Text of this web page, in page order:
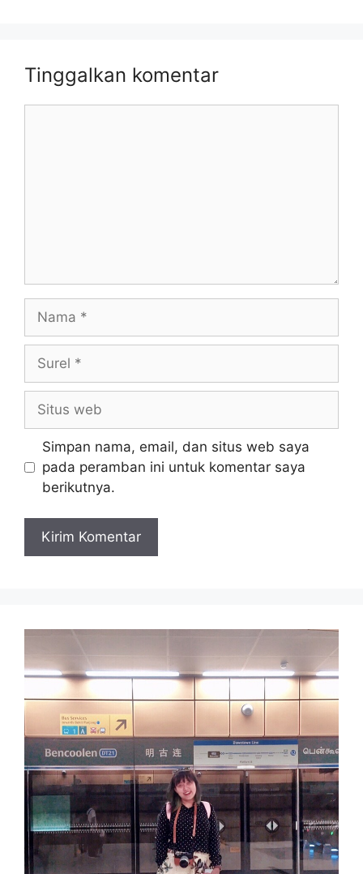
Tinggalkan komentar
web
Simpan nama, email, dan situs web saya
pada peramban ini untuk komentar saya
berikutnya.